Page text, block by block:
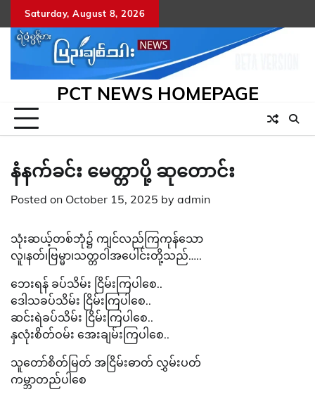
to
content
Saturday, August 8, 2026
PCT NEWS HOMEPAGE
နံနက်ခင်း မေတ္တာပို့ ဆုတောင်း
Posted on October 15, 2025 by admin
သုံးဆယ့်တစ်ဘုံ၌ ကျင်လည်ကြကုန်သော
လူ၊နတ်၊ဗြမ္မာ၊သတ္တဝါအပေါင်းတို့သည်…..
ဘေးရန် ခပ်သိမ်း ငြိမ်းကြပါစေ..
ဒေါသခပ်သိမ်း ငြိမ်းကြပါစေ..
ဆင်းရဲခပ်သိမ်း ငြိမ်းကြပါစေ..
နှလုံးစိတ်ဝမ်း အေးချမ်းကြပါစေ..
သူတော်စိတ်မြတ် အငြိမ်းဓာတ် လွှမ်းပတ်
ကမ္ဘာတည်ပါစေ